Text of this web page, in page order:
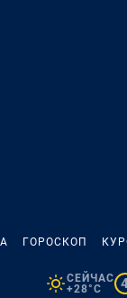
ГОРОСКОП
СЕЙЧАС
+28°C